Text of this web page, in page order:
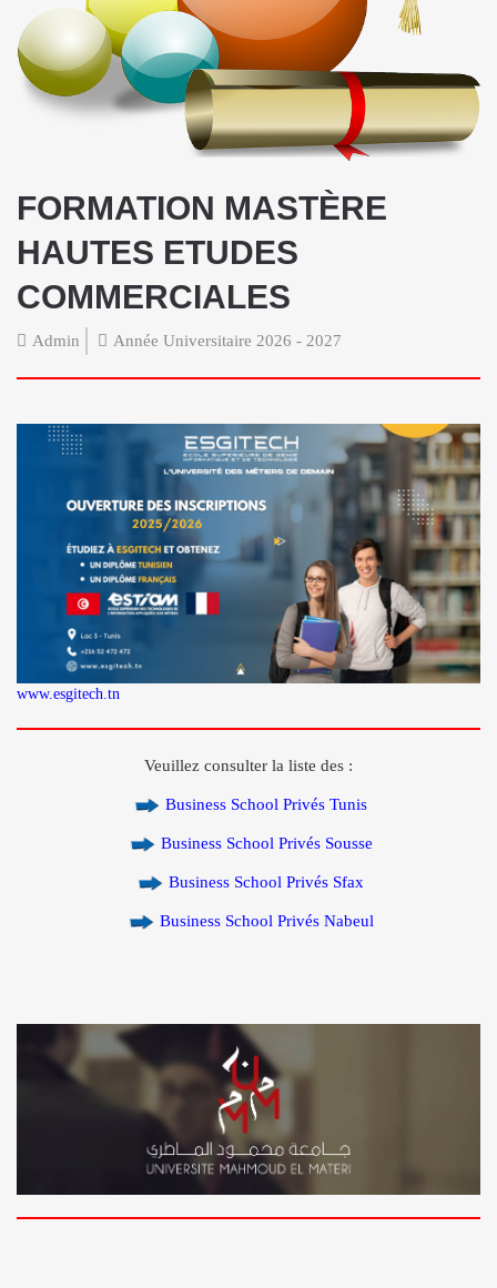
FORMATION MASTÈRE
HAUTES ETUDES
COMMERCIALES
Admin Année Universitaire 2026 - 2027
www.esgitech.tn
Veuillez consulter la liste des :
Business School Privés Tunis
Business School Privés Sousse
Business School Privés Sfax
Business School Privés Nabeul